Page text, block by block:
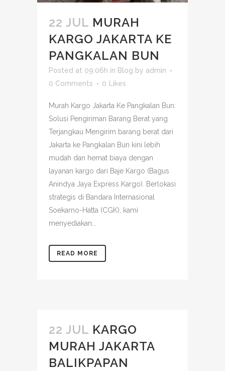
22 JUL MURAH
KARGO JAKARTA KE
PANGKALAN BUN
Posted at 09:06h in Blog by admin
0 Comments
0 Likes
Murah Kargo Jakarta Ke Pangkalan Bun:
Solusi Pengiriman Barang Berat yang
Terjangkau Mengirim barang berat dari
Jakarta ke Pangkalan Bun kini lebih
mudah dan hemat biaya dengan
layanan kargo dari Baje Kargo (Bagus
Anindya Jaya Express Kargo). Berlokasi
strategis di Bandara Internasional
Soekarno-Hatta (CGK), kami
menyediakan...
READ MORE
22 JUL KARGO
MURAH JAKARTA
BALIKPAPAN